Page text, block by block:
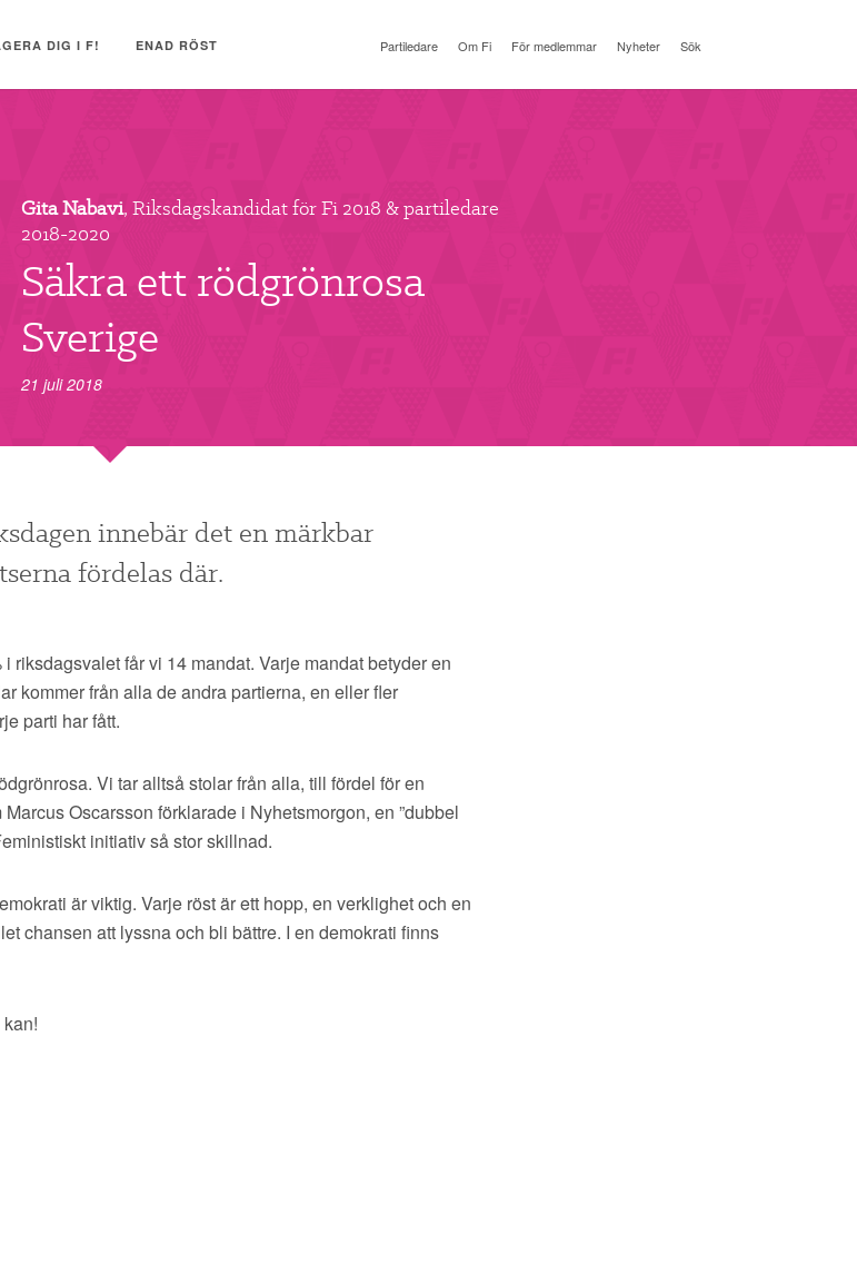
DIG I F! ENAD RÖST Partiledare Om Fi För medlemmar Nyheter Sök
Gita Nabavi, Riksdagskandidat för Fi 2018 & partiledare
2018-2020
Säkra ett rödgrönrosa
Sverige
21 juli 2018
innebär det en märkbar
fördelas där.
riksdagsvalet får vi 14 mandat. Varje mandat betyder en
kommer från alla de andra partierna, en eller fler
parti har fått.
Vi tar alltså stolar från alla, till fördel för en
Oscarsson förklarade i Nyhetsmorgon, en ”dubbel
initiativ så stor skillnad.
är viktig. Varje röst är ett hopp, en verklighet och en
chansen att lyssna och bli bättre. I en demokrati finns